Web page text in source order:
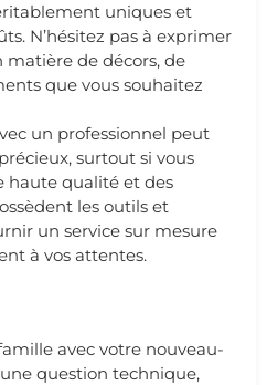
uniques et
N’hésitez pas à exprimer
matière de décors, de
que vous souhaitez
un professionnel peut
surtout si vous
haute qualité et des
les outils et
un service sur mesure
à vos attentes.
avec votre nouveau-
question technique,